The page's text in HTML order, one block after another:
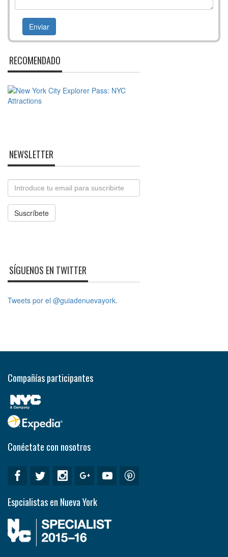
RECOMENDADO
NEWSLETTER
Email
Suscríbete
SÍGUENOS EN TWITTER
Tweets por el @guiadenuevayork.
Compañías participantes
Conéctate con nosotros
Espcialistas en Nueva York